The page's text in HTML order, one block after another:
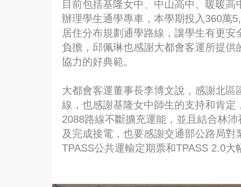
目前包括基隆女中、中山高中、暖暖
辦理學生通學專車，本學期投入360萬
居住分布規劃通學路線，讓學生有更
負擔，邱佩琳也感謝大都會客運所提
協力的好典範。
大都會客運董事長李博文說，感謝北
線，也感謝基隆女中師生的支持和肯
2088路線不斷擴充運能，並且結合林
及完成接電，也要感謝交通部公路局
TPASS公共運輸定期票和TPASS 2.0大